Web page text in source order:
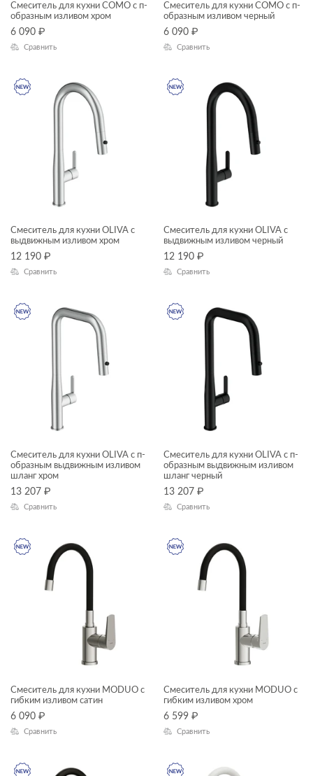
пьедесталы
раковины на столешницу
раковины подвесные
раковины с пьедесталом
рамы для ванн
столешницы
тумбы для раковин
унитазы подвесные
унитазы-компакты
Глубина, см
КОЛЛЕКЦИЯ
OLIVA
VIVO
ACCENTO
AQUA
BLICK
BRASKO
CALLA
CAMEO
CLASSIC
CLASSIC RIBBLE
Смеситель для кухни COMO с п-
образным изливом хром
6 090 ₽
Сравнить
Смеситель для кухни COMO с п-
образным изливом черный
6 090 ₽
Сравнить
Смеситель для кухни OLIVA с
выдвижным изливом хром
12 190 ₽
Сравнить
Смеситель для кухни OLIVA с
выдвижным изливом черный
12 190 ₽
Сравнить
Смеситель для кухни OLIVA с п-
образным выдвижным изливом
шланг хром
13 207 ₽
Сравнить
Смеситель для кухни OLIVA с п-
образным выдвижным изливом
шланг черный
13 207 ₽
Сравнить
Смеситель для кухни MODUO с
гибким изливом сатин
6 090 ₽
Сравнить
Смеситель для кухни MODUO с
гибким изливом хром
6 599 ₽
Сравнить